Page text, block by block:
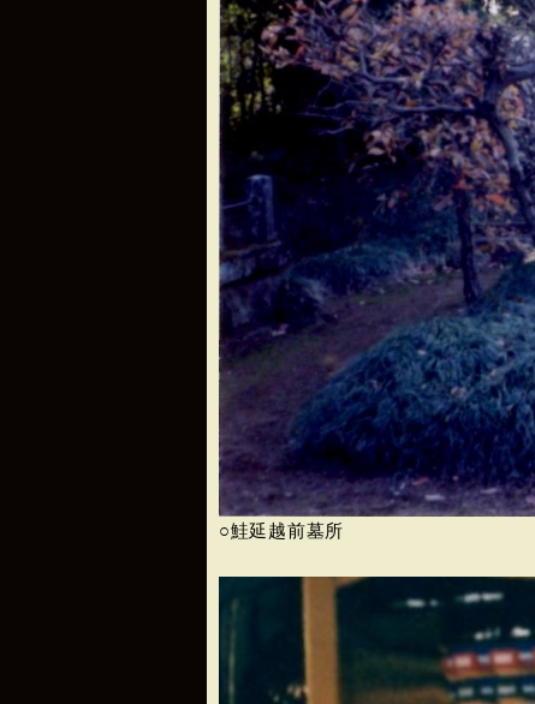
○鮭延越前墓所